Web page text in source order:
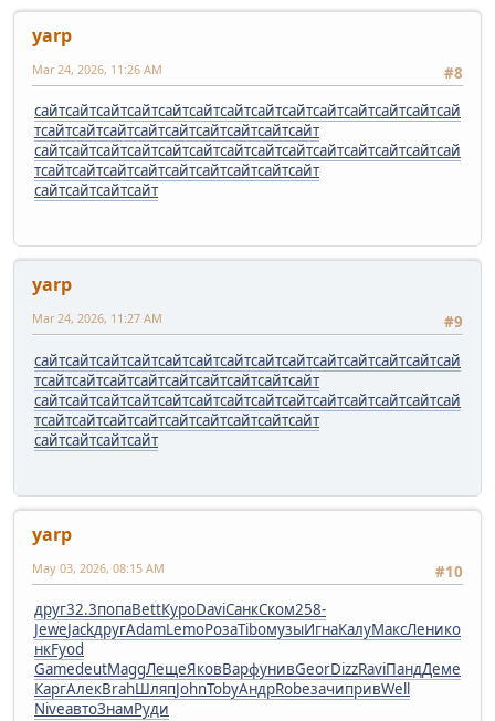
yarp
#8
Mar 24, 2026, 11:26 AM
сайтсайтсайтсайтсайтсайтсайтсайтсайтсайтсайтсайтсайтсай
тсайтсайтсайтсайтсайтсайтсайтсайтсайт
сайтсайтсайтсайтсайтсайтсайтсайтсайтсайтсайтсайтсайтсай
тсайтсайтсайтсайтсайтсайтсайтсайтсайт
сайтсайтсайтсайт
yarp
#9
Mar 24, 2026, 11:27 AM
сайтсайтсайтсайтсайтсайтсайтсайтсайтсайтсайтсайтсайтсай
тсайтсайтсайтсайтсайтсайтсайтсайтсайт
сайтсайтсайтсайтсайтсайтсайтсайтсайтсайтсайтсайтсайтсай
тсайтсайтсайтсайтсайтсайтсайтсайтсайт
сайтсайтсайтсайт
yarp
#10
May 03, 2026, 08:15 AM
друг32.3попаBettКуроDaviСанкСком258-
JeweJackдругAdamLemoРозаTiboмузыИгнаКалуМаксЛенико
нкFyod
GamedeutMaggЛещеЯковВарфунивGeorDizzRaviПандДеме
КаргАлекBrahШляпJohnTobyАндрRobeзачипривWell
NiveавтоЗнамРуди